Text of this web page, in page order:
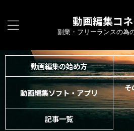
動画編集コ
副業・フリーランスの為
動画編集の始め方
動画編集ソフト・アプリ
そ
記事一覧